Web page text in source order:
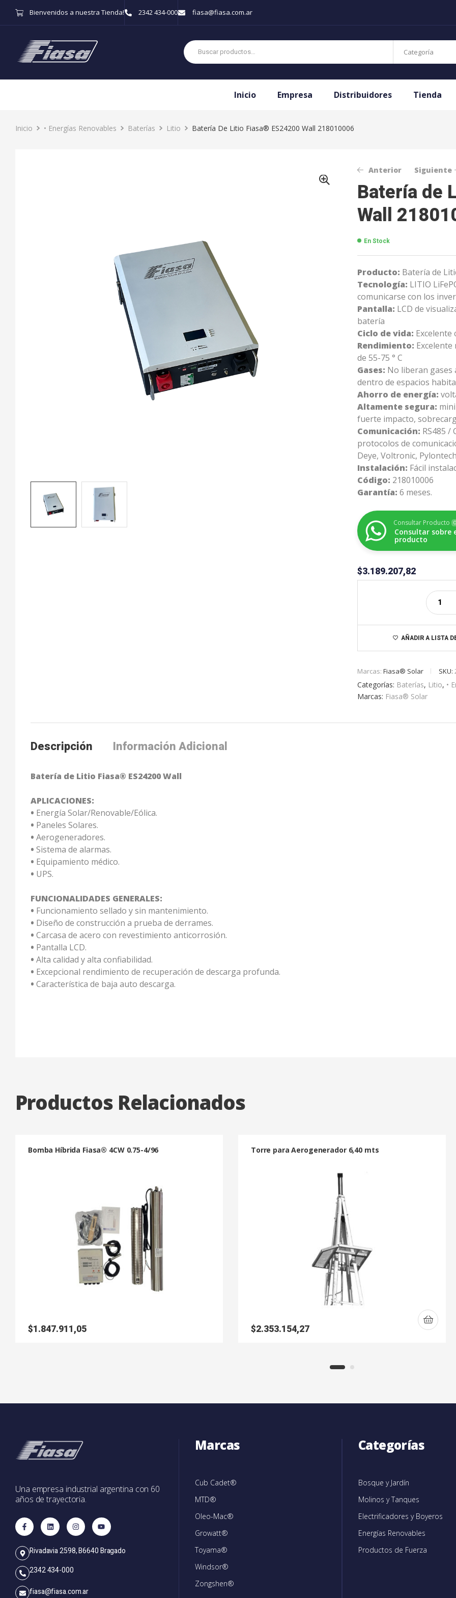
Bienvenidos a nuestra Tienda! 2342 434-000 fiasa@fiasa.com.ar
Categoría
Inicio Empresa Distribuidores Tienda
Inicio • Energías Renovables Baterías Litio Batería De Litio Fiasa® ES24200 Wall 218010006
Anterior
2.263.732,60
Siguiente
5.648.067,68
Batería de
Wall
En Stock
Producto: Batería de
Tecnología: LITIO
comunicarse con los
Pantalla: LCD de
batería
Ciclo de vida: Excelente
Rendimiento:
de 55-75 ° C
Gases: No liberan gases
dentro de espacios
Ahorro de energía:
Altamente segura:
fuerte impacto,
Comunicación: RS485 /
protocolos de
Deye, Voltronic,
Instalación: Fácil
Código: 218010006
Garantía: 6 meses.
Consultar Producto
Consultar sobre
producto
$3.189.207,82
AÑADIR A LISTA
Marcas: Fiasa® Solar SKU:
Categorías: Baterías, Litio, •
Marcas: Fiasa® Solar
Descripción Información Adicional
Batería de Litio Fiasa® ES24200 Wall
APLICACIONES:
• Energía Solar/Renovable/Eólica.
• Paneles Solares.
• Aerogeneradores.
• Sistema de alarmas.
• Equipamiento médico.
• UPS.
FUNCIONALIDADES GENERALES:
• Funcionamiento sellado y sin mantenimiento.
• Diseño de construcción a prueba de derrames.
• Carcasa de acero con revestimiento anticorrosión.
• Pantalla LCD.
• Alta calidad y alta confiabilidad.
• Excepcional rendimiento de recuperación de descarga profunda.
• Característica de baja auto descarga.
Productos Relacionados
Bomba Híbrida Fiasa® 4CW 0.75-4/96
$1.847.911,05
Torre para Aerogenerador 6,40 mts
$2.353.154,27
Una empresa industrial argentina con 60
años de trayectoria.
Rivadavia 2598, B6640 Bragado
2342 434-000
fiasa@fiasa.com.ar
Marcas
Cub Cadet®
MTD®
Oleo-Mac®
Growatt®
Toyama®
Windsor®
Zongshen®
Categorías
Bosque y Jardín
Molinos y Tanques
Electrificadores y Boyeros
Energías Renovables
Productos de Fuerza